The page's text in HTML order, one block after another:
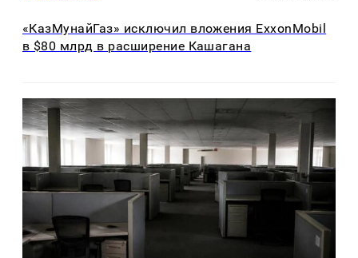
«КазМунайГаз» исключил вложения ExxonMobil
в $80 млрд в расширение Кашагана